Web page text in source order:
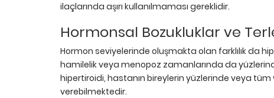
ilaçlarında aşırı kullanılmaması gereklidir.
Hormonsal Bozukluklar ve
Hormon seviyelerinde oluşmakta olan farklılık da
hamilelik veya menopoz zamanlarında da
hipertiroidi, hastanın bireylerin yüzlerinde veya
verebilmektedir.